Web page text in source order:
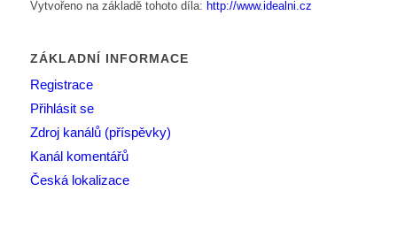
Vytvořeno na základě tohoto díla: http://www.idealni.cz
ZÁKLADNÍ INFORMACE
Registrace
Přihlásit se
Zdroj kanálů (příspěvky)
Kanál komentářů
Česká lokalizace